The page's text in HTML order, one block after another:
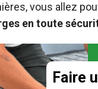
vous allez
en toute
Faire